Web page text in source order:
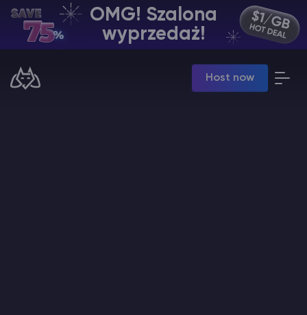
OMG! Szalona
wyprzedaż!
Host now
PL | USD
Manage your servers & payments